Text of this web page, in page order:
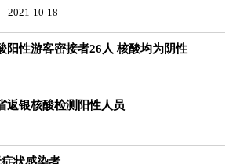
2021-10-18
阳性游客密接者26人 核酸均为阴性
返银核酸检测阳性人员
状感染者